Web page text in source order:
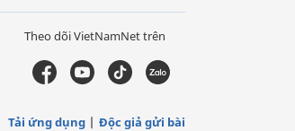
Theo dõi VietNamNet trên
Tải ứng dụng Độc giả gửi bài